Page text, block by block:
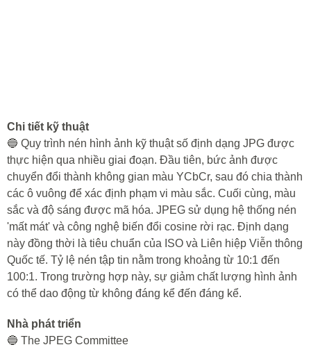
Chi tiết kỹ thuật
🔵 Quy trình nén hình ảnh kỹ thuật số định dạng JPG được
thực hiện qua nhiều giai đoạn. Đầu tiên, bức ảnh được
chuyển đổi thành không gian màu YCbCr, sau đó chia thành
các ô vuông để xác định phạm vi màu sắc. Cuối cùng, màu
sắc và độ sáng được mã hóa. JPEG sử dụng hệ thống nén
'mất mát' và công nghệ biến đổi cosine rời rạc. Định dạng
này đồng thời là tiêu chuẩn của ISO và Liên hiệp Viễn thông
Quốc tế. Tỷ lệ nén tập tin nằm trong khoảng từ 10:1 đến
100:1. Trong trường hợp này, sự giảm chất lượng hình ảnh
có thể dao động từ không đáng kể đến đáng kể.
Nhà phát triển
🔵 The JPEG Committee